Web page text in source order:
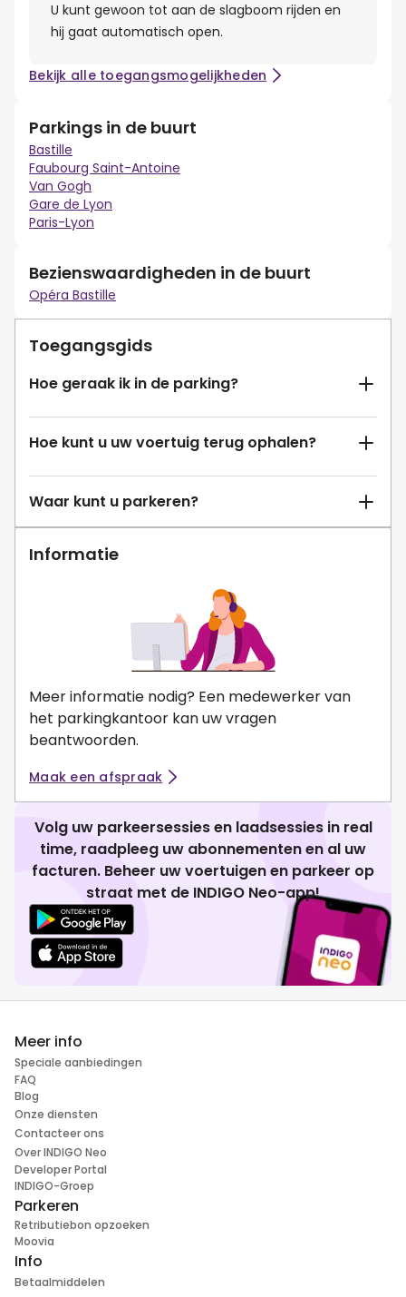
U kunt gewoon tot aan de slagboom rijden en
hij gaat automatisch open.
Bekijk alle toegangsmogelijkheden
Parkings in de buurt
Bastille
Faubourg Saint-Antoine
Van Gogh
Gare de Lyon
Paris-Lyon
Bezienswaardigheden in de buurt
Opéra Bastille
Toegangsgids
Hoe geraak ik in de parking?
Hoe kunt u uw voertuig terug ophalen?
Waar kunt u parkeren?
Informatie
Meer informatie nodig? Een medewerker van
het parkingkantoor kan uw vragen
beantwoorden.
Maak een afspraak
Volg uw parkeersessies en laadsessies in real
time, raadpleeg uw abonnementen en al uw
facturen. Beheer uw voertuigen en parkeer op
straat met de INDIGO Neo-app!
Meer info
Speciale aanbiedingen
FAQ
Blog
Onze diensten
Contacteer ons
Over INDIGO Neo
Developer Portal
INDIGO-Groep
Parkeren
Retributiebon opzoeken
Moovia
Info
Betaalmiddelen